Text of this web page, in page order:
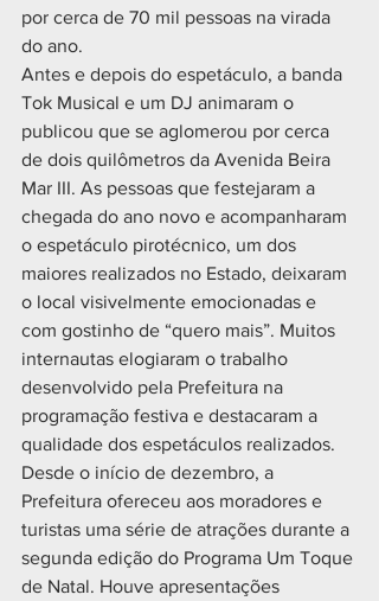
por cerca de 70 mil pessoas na virada
do ano.
Antes e depois do espetáculo, a banda
Tok Musical e um DJ animaram o
publicou que se aglomerou por cerca
de dois quilômetros da Avenida Beira
Mar III. As pessoas que festejaram a
chegada do ano novo e acompanharam
o espetáculo pirotécnico, um dos
maiores realizados no Estado, deixaram
o local visivelmente emocionadas e
com gostinho de “quero mais”. Muitos
internautas elogiaram o trabalho
desenvolvido pela Prefeitura na
programação festiva e destacaram a
qualidade dos espetáculos realizados.
Desde o início de dezembro, a
Prefeitura ofereceu aos moradores e
turistas uma série de atrações durante a
segunda edição do Programa Um Toque
de Natal. Houve apresentações